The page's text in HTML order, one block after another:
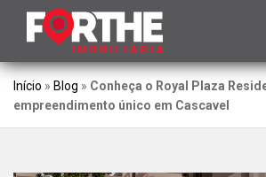
Início » Blog » Conheça o Royal Plaza
empreendimento único em Cascavel